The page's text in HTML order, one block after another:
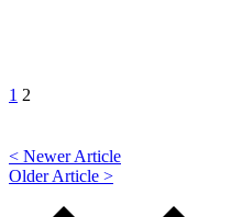
1 2
< Newer Article
Older Article >